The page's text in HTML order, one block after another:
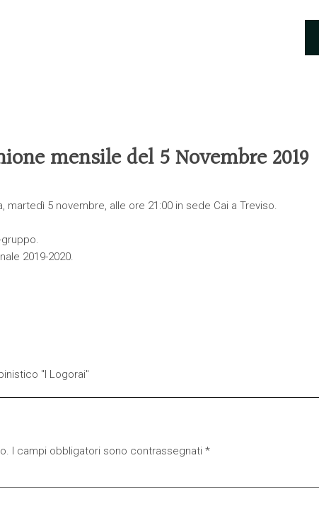
mensile del 5 Novembre 2019
martedì 5 novembre, alle ore 21:00 in sede Cai a Treviso.
.
2019-2020.
"I Logorai"
I campi obbligatori sono contrassegnati *